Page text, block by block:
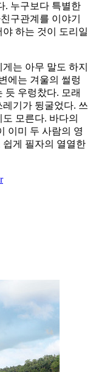
. 누구보다 특별한
구관계를 이야기
하는 것이 도리일
는 아무 말도 하지
에는 겨울의 썰렁
듯 우렁찼다. 모래
기가 뒹굴었다. 쓰
모른다. 바다의
이미 두 사람의 영
게 필자의 열열한